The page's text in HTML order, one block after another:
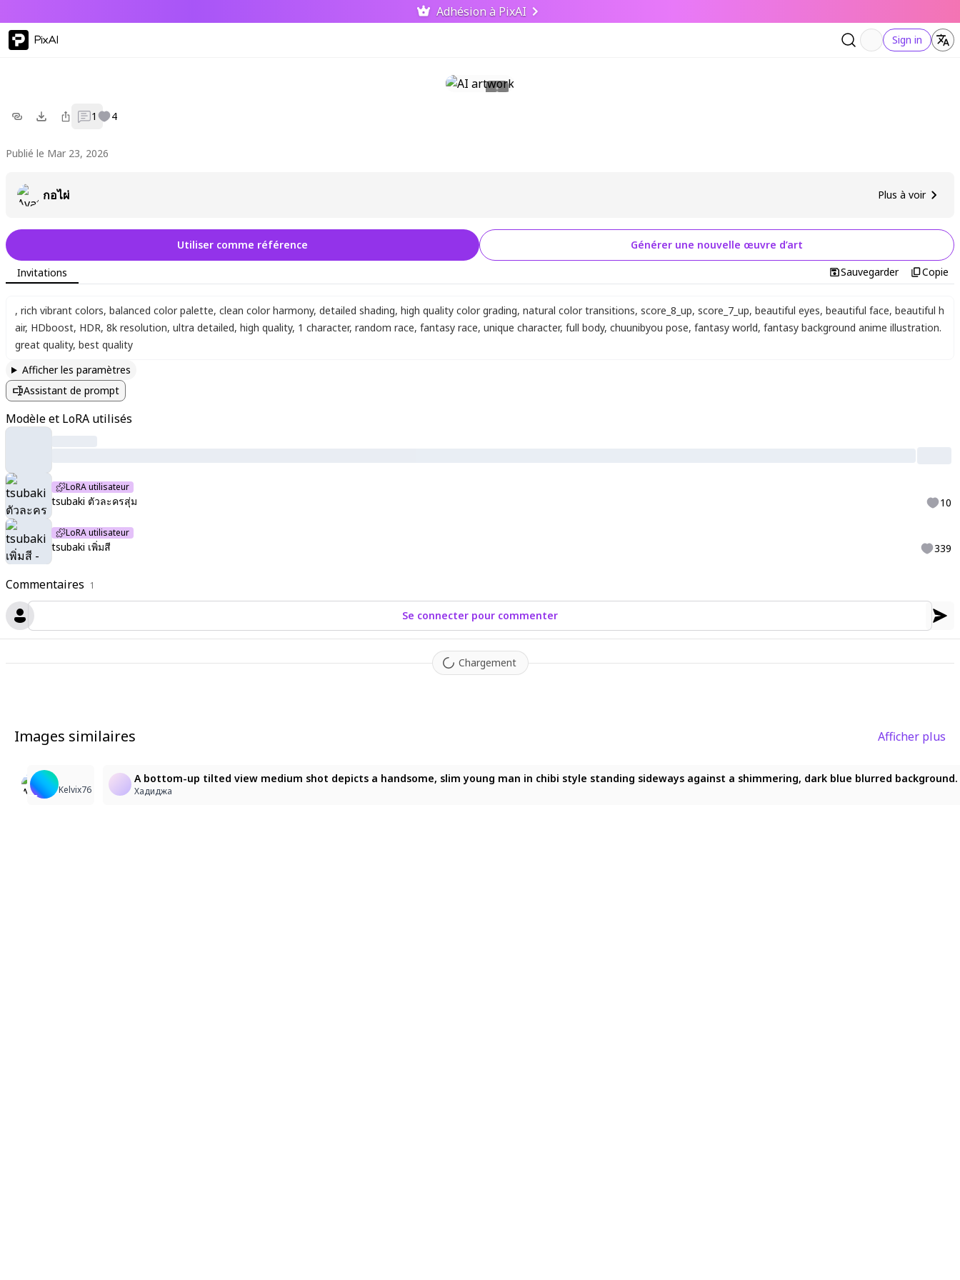
Adhésion à PixAI
PixAI Sign in
1 4
Publié le Mar 23, 2026
กอไผ่ Plus à voir
Commentaires 1
Se connecter pour commenter
Chargement
Utiliser comme référence Générer une nouvelle œuvre d’art
Invitations Sauvegarder Copie
, rich vibrant colors, balanced color palette, clean color harmony, detailed shading, high quality color grading, natural color transitions, score_8_up, score_7_up, beautiful eyes, beautiful face, beautiful h
air, HDboost, HDR, 8k resolution, ultra detailed, high quality, 1 character, random race, fantasy race, unique character, full body, chuunibyou pose, fantasy world, fantasy background anime illustration.
great quality, best quality
Afficher les paramètres
Assistant de prompt
Modèle et LoRA utilisés
LoRA utilisateur
tsubaki ตัวละครสุ่ม 10
LoRA utilisateur
tsubaki เพิ่มสี 339
Images similaires Afficher plus
Rosalia
JustВлад
character: keqing_(opulent_splendor)_(genshin_impact), Mature woman depiction of Keqing from Genshin Impact with long, untied purple hair flowing freely down her
Creatorcollection
Kelvix76
A bottom-up tilted view medium shot depicts a handsome, slim young man in chibi style standing sideways against a shimmering, dark blue blurred
Хадиджа